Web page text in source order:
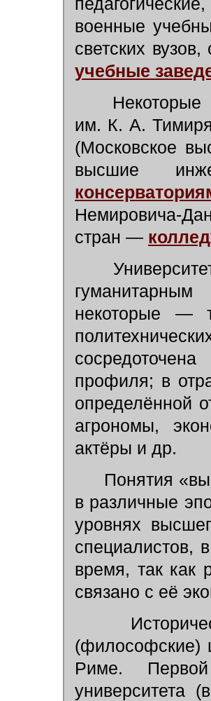
военные
светских
учебные
Некоторые
им. К. А.
(Московское
высшие
Немировича-
стран —
некоторые —
профиля; в
определённой
агрономы,
актёры и др.
Понятия
в различные
уровнях
специалистов,
время, так как
связано с её
Риме.
университета